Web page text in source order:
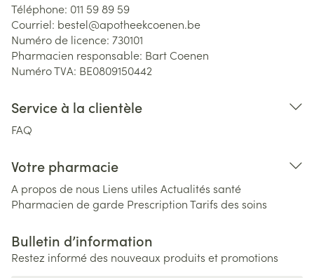
Téléphone: 011 59 89 59
Courriel: bestel@apotheekcoenen.be
Numéro de licence: 730101
Pharmacien responsable: Bart Coenen
Numéro TVA: BE0809150442
Service à la clientèle
FAQ
Votre pharmacie
A propos de nous Liens utiles Actualités santé
Pharmacien de garde PrescriptionTarifs des soins
Bulletin d’information
Restez informé des nouveaux produits et promotions